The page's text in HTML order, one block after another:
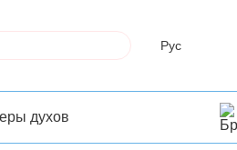
Рус
духов